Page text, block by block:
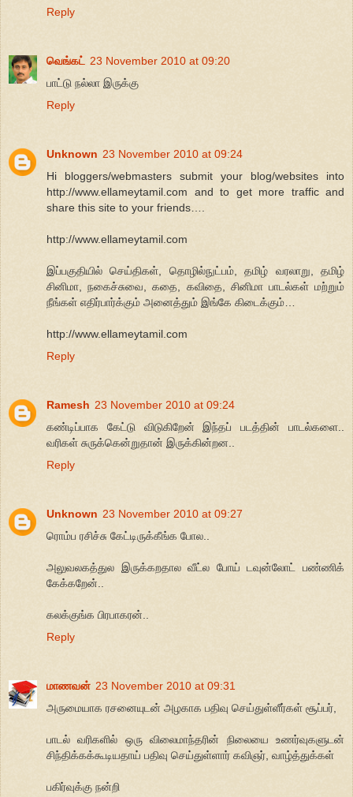
Reply
வெங்கட்
23 November 2010 at 09:20
பாட்டு நல்லா இருக்கு
Reply
Unknown 23 November 2010 at 09:24
Hi bloggers/webmasters submit your blog/websites into
http://www.ellameytamil.com and to get more traffic and
share this site to your friends….
http://www.ellameytamil.com
இப்பகுதியில் செய்திகள், தொழில்நுட்பம், தமிழ் வரலாறு, தமிழ்
சினிமா, நகைச்சுவை, கதை, கவிதை, சினிமா பாடல்கள் மற்றும்
நீங்கள் எதிர்பார்க்கும் அனைத்தும் இங்கே கிடைக்கும்…
http://www.ellameytamil.com
Reply
Ramesh 23 November 2010 at 09:24
கண்டிப்பாக கேட்டு விடுகிறேன் இந்தப் படத்தின் பாடல்களை..
வரிகள் சுருக்கென்றுதான் இருக்கின்றன..
Reply
Unknown 23 November 2010 at 09:27
ரொம்ப ரசிச்சு கேட்டிருக்கீங்க போல..
அலுவலகத்துல இருக்கறதால வீட்ல போய் டவுன்லோட் பண்ணிக்
கேக்கறேன்..
கலக்குங்க பிரபாகரன்..
Reply
மாணவன் 23 November 2010 at 09:31
அருமையாக ரசனையுடன் அழகாக பதிவு செய்துள்ளீர்கள் சூப்பர்,
பாடல் வரிகளில் ஒரு விலைமாந்தரின் நிலையை உணர்வுகளுடன்
சிந்திக்கக்கூடியதாய் பதிவு செய்துள்ளார் கவிஞர், வாழ்த்துக்கள்
பகிர்வுக்கு நன்றி